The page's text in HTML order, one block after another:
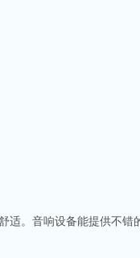
适。音响设备能提供不